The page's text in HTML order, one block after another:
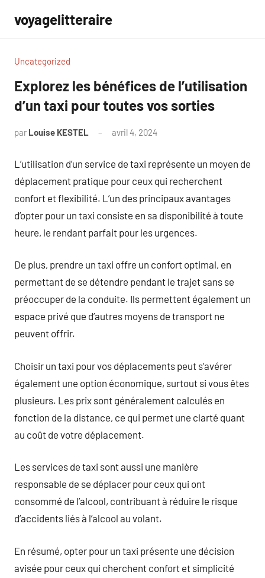
contenu
voyagelitteraire
Uncategorized
Explorez les bénéfices de l’utilisation
d’un taxi pour toutes vos sorties
par Louise KESTEL avril 4, 2024
L’utilisation d’un service de taxi représente un moyen de
déplacement pratique pour ceux qui recherchent
confort et flexibilité. L’un des principaux avantages
d’opter pour un taxi consiste en sa disponibilité à toute
heure, le rendant parfait pour les urgences.
De plus, prendre un taxi offre un confort optimal, en
permettant de se détendre pendant le trajet sans se
préoccuper de la conduite. Ils permettent également un
espace privé que d’autres moyens de transport ne
peuvent offrir.
Choisir un taxi pour vos déplacements peut s’avérer
également une option économique, surtout si vous êtes
plusieurs. Les prix sont généralement calculés en
fonction de la distance, ce qui permet une clarté quant
au coût de votre déplacement.
Les services de taxi sont aussi une manière
responsable de se déplacer pour ceux qui ont
consommé de l’alcool, contribuant à réduire le risque
d’accidents liés à l’alcool au volant.
En résumé, opter pour un taxi présente une décision
avisée pour ceux qui cherchent confort et simplicité